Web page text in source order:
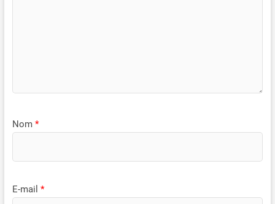
Nom *
E-mail *